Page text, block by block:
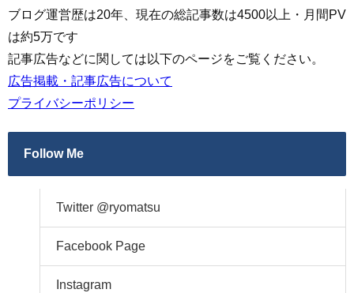
ブログ運営歴は20年、現在の総記事数は4500以上・月間PV
は約5万です
記事広告などに関しては以下のページをご覧ください。
広告掲載・記事広告について
プライバシーポリシー
Follow Me
Twitter @ryomatsu
Facebook Page
Instagram